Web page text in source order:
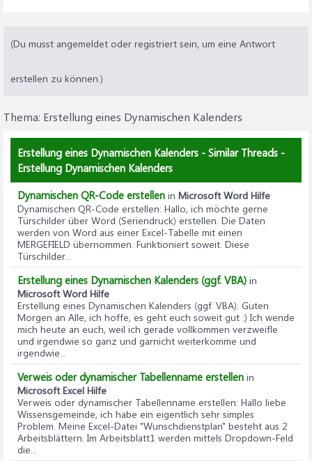
(Du musst angemeldet oder registriert sein, um eine Antwort
erstellen zu können.)
Thema: Erstellung eines Dynamischen Kalenders
Erstellung eines Dynamischen Kalenders - Similar Threads -
Erstellung Dynamischen Kalenders
Dynamischen QR-Code erstellen in Microsoft Word Hilfe
Dynamischen QR-Code erstellen: Hallo, ich möchte gerne
Türschilder über Word (Seriendruck) erstellen. Die Daten
werden von Word aus einer Excel-Tabelle mit einen
MERGEFIELD übernommen. Funktioniert soweit. Diese
Türschilder...
Erstellung eines Dynamischen Kalenders (ggf. VBA) in
Microsoft Word Hilfe
Erstellung eines Dynamischen Kalenders (ggf. VBA): Guten
Morgen an Alle, ich hoffe, es geht euch soweit gut :) Ich wende
mich heute an euch, weil ich gerade vollkommen verzweifle
und irgendwie so ganz und garnicht weiterkomme und
irgendwie...
Verweis oder dynamischer Tabellenname erstellen in
Microsoft Excel Hilfe
Verweis oder dynamischer Tabellenname erstellen: Hallo liebe
Wissensgemeinde, ich habe ein eigentlich sehr simples
Problem. Meine Excel-Datei "Wunschdienstplan" besteht aus 2
Arbeitsblättern. Im Arbeitsblatt1 werden mittels Dropdown-Feld
die...